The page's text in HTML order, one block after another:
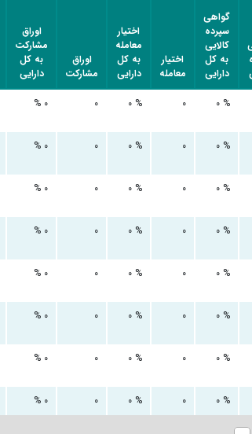
گواهی
سپرده
کالایی
به کل
دارایی
اختیار
معامله
اختیار
معامله
به کل
دارایی
اوراق
مشارکت
اوراق
مشارکت
به کل
دارایی
۰ % ۰ ۰ % ۰ ۰ %
۰ % ۰ ۰ % ۰ ۰ %
۰ % ۰ ۰ % ۰ ۰ %
۰ % ۰ ۰ % ۰ ۰ %
۰ % ۰ ۰ % ۰ ۰ %
۰ % ۰ ۰ % ۰ ۰ %
۰ % ۰ ۰ % ۰ ۰ %
۰ % ۰ ۰ % ۰ ۰ %